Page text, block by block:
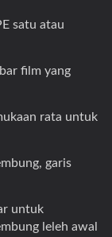
satu atau
film yang
rata untuk
garis
untuk
leleh awal